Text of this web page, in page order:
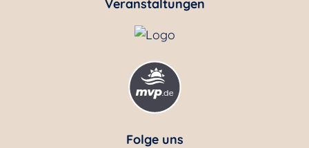
Veranstaltungen
Folge uns